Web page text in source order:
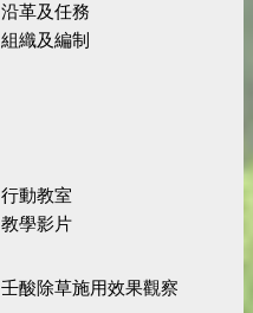
沿革及任務
組織及編制
行動教室
教學影片
壬酸除草施用效果觀察